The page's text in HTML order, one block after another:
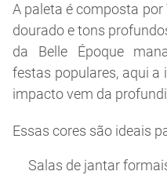
A paleta é composta por
dourado e tons
da Belle Époque
festas populares, aqui a
impacto vem da
Essas cores são ideais
Salas de jantar